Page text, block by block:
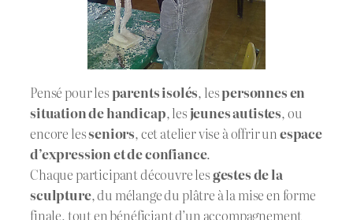
Pensé pour lesparents isolés, lespersonnes en
situation de handicap, lesjeunes autistes, ou
encore lesseniors, cet atelier vise à offrir unespace
d’expression et de confiance.
Chaque participant découvre lesgestes de la
sculpture, du mélange du plâtre à la mise en forme
finale, tout en bénéficiant d’un accompagnement